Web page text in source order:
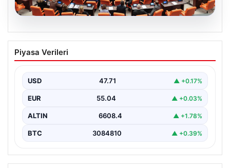
05.08.2026
Önce Tasfiye, Sonra Suçlara Erteleme:
10 Maddede Yeni Süreç Yasası
Güvenlik alanındaki önemli gelişmelerden biri olarak,
yasa…
Piyasa Verileri
USD 47.71 ▲ +0.17%
EUR 55.04 ▲ +0.03%
ALTIN 6608.4 ▲ +1.78%
BTC 3084810 ▲ +0.39%